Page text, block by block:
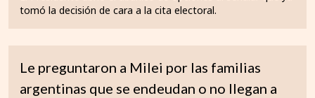
tomó la decisión de cara a la cita electoral.
Le preguntaron a Milei por las familias
argentinas que se endeudan o no llegan a